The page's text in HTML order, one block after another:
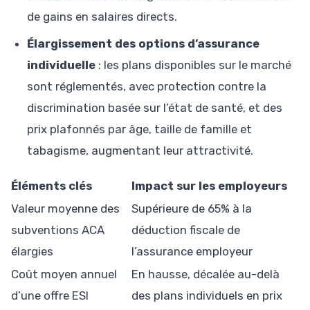
de gains en salaires directs.
Élargissement des options d’assurance
individuelle : les plans disponibles sur le marché
sont réglementés, avec protection contre la
discrimination basée sur l’état de santé, et des
prix plafonnés par âge, taille de famille et
tabagisme, augmentant leur attractivité.
Éléments clés
Impact sur les employeurs
Valeur moyenne des
subventions ACA
élargies
Supérieure de 65% à la
déduction fiscale de
l’assurance employeur
Coût moyen annuel
d’une offre ESI
En hausse, décalée au-delà
des plans individuels en prix